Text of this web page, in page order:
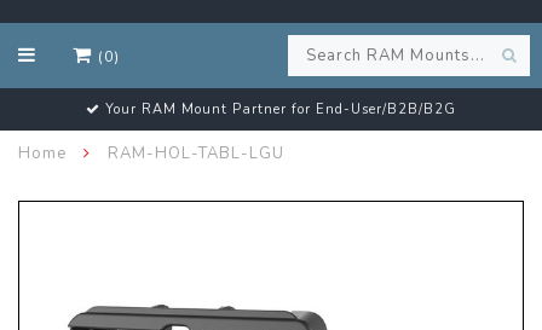
(0)
Your RAM Mount Partner for End-User/B2B/B2G
Home RAM-HOL-TABL-LGU